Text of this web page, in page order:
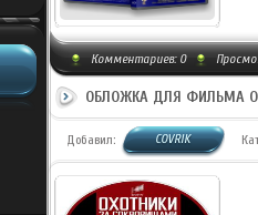
Комментариев: 0
ОБЛОЖКА ДЛЯ ФИЛЬМА
Добавил: COVRIK